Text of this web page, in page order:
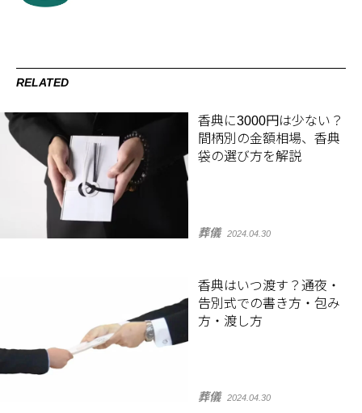
RELATED
香典に3000円は少ない？
間柄別の金額相場、香典
袋の選び方を解説
葬儀 2024.04.30
香典はいつ渡す？通夜・
告別式での書き方・包み
方・渡し方
葬儀 2024.04.30